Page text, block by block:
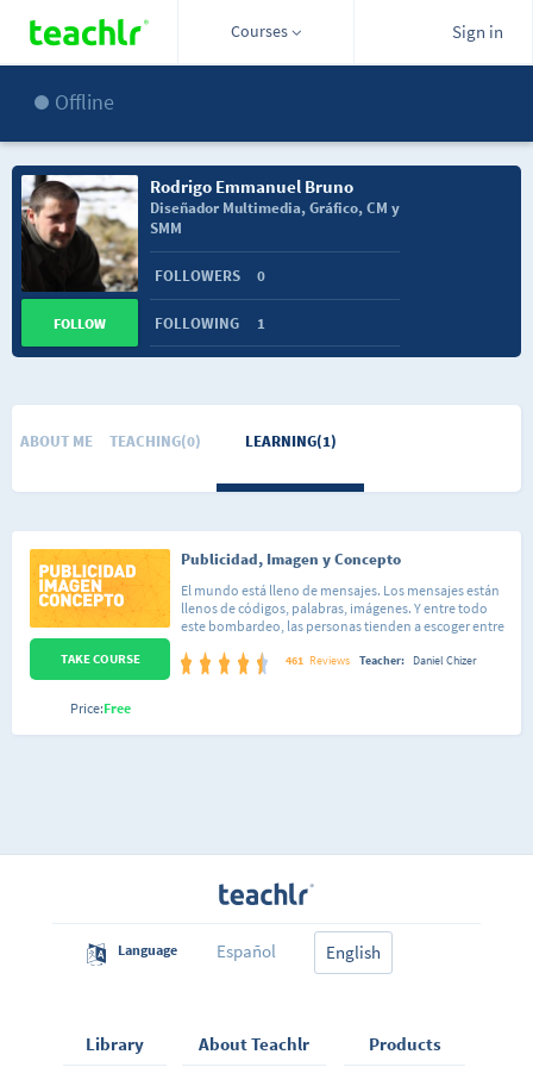
Courses Sign in
Offline
Rodrigo Emmanuel Bruno
Diseñador Multimedia, Gráfico, CM y
SMM
FOLLOWERS 0
FOLLOWING 1
FOLLOW
ABOUT ME TEACHING(0) LEARNING(1)
Publicidad, Imagen y Concepto
El mundo está lleno de mensajes. Los mensajes están
llenos de códigos, palabras, imágenes. Y entre todo
este bombardeo, las personas tienden a escoger entre
usamos un cepillo Oral-B con pasta de dientes Colgate.
La gente escoge marcas, es cierto. Pero primero, en un
identificación mutua. Lo cierto es que las marcas
nuestros mensajes sean más efectivos. Se plantea un
tiene cada vez más marcas y menos espacio. Al final,
del curso es aprender a encontrar las razones para que
nos escojan.
461 Reviews Teacher: Daniel Chizer
TAKE COURSE
Price:Free
Language Español English
Library About Teachlr Products